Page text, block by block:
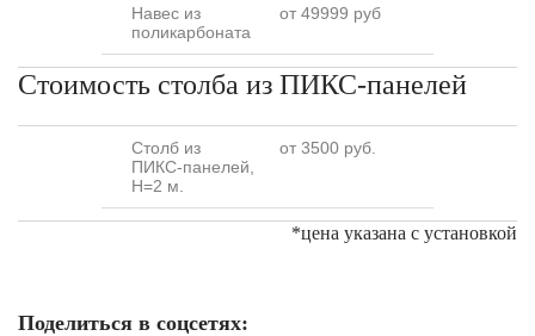
Навес из
поликарбоната
от 49999 руб
Стоимость столба из ПИКС-панелей
Столб из
ПИКС-панелей,
H=2 м.
от 3500 руб.
*цена указана с установкой
Поделиться в соцсетях: